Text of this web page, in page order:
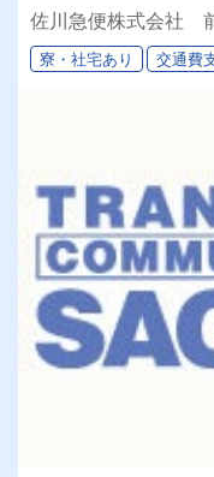
佐川急便株式会社
寮・社宅あり 交通費